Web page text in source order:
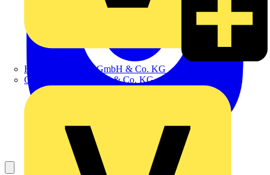
Hillmann & Ploog GmbH & Co. KG
Oskar Böttcher GmbH & Co. KG